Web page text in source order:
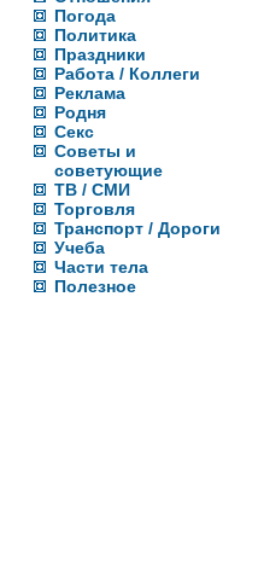
Погода
Политика
Праздники
Работа / Коллеги
Реклама
Родня
Секс
Советы и
советующие
ТВ / СМИ
Торговля
Транспорт / Дороги
Учеба
Части тела
Полезное